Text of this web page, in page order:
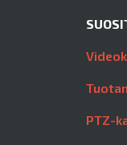
PTZ-